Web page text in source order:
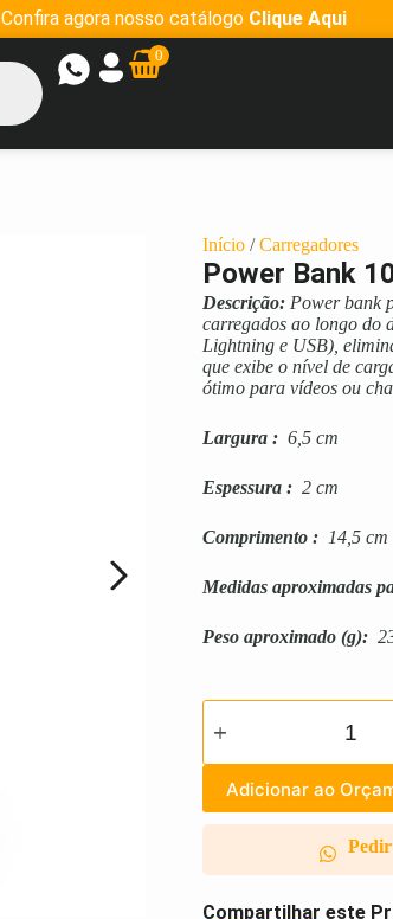
Confira agora nosso catálogo Clique Aqui
0
Início /Carregadores
Power Bank
Descrição: Power bank
carregados ao longo do
Lightning e USB),
que exibe o nível de
ótimo para vídeos ou
Largura : 6,5 cm
Espessura : 2 cm
Comprimento : 14,5 cm
Medidas aproximadas
Peso aproximado (g):
Adicionar ao
Compartilhar este